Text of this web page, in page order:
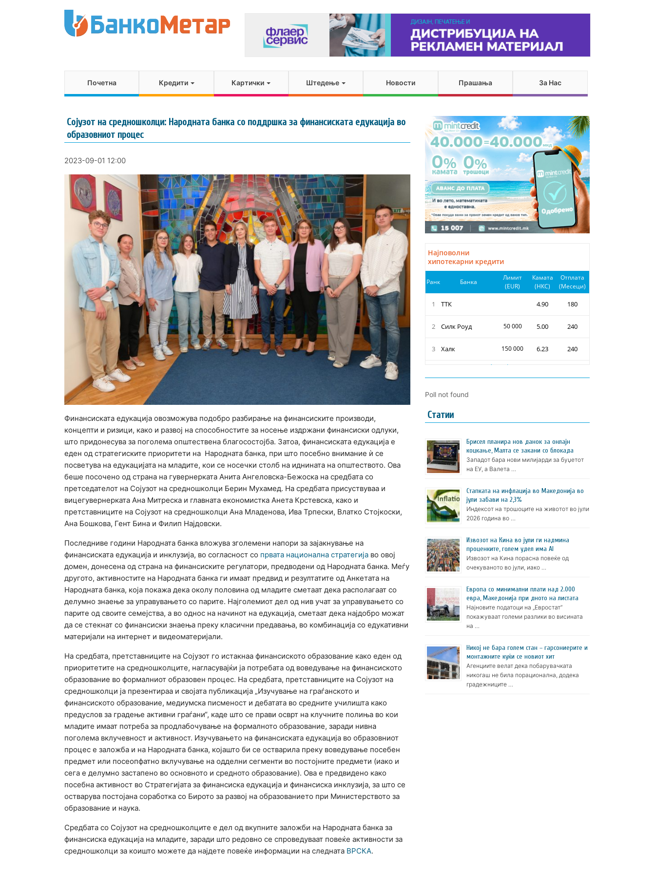
Почетна Кредити Картички Штедење Новости Прашања За Нас
Сојузот на средношколци: Народната банка со поддршка за финансиската едукација во
образовниот процес
2023-09-01 12:00
Финансиската едукација овозможува подобро разбирање на финансиските производи,
концепти и ризици, како и развој на способностите за носење издржани финансиски одлуки,
што придонесува за поголема општествена благосостојба. Затоа, финансиската едукација е
еден од стратегиските приоритети на Народната банка, при што посебно внимание ѝ се
посветува на едукацијата на младите, кои се носечки столб на иднината на општеството. Ова
беше посочено од страна на гувернерката Анита Ангеловска-Бежоска на средбата со
претседателот на Сојузот на средношколци Берин Мухамед. На средбата присуствуваа и
вицегувернерката Ана Митреска и главната економистка Анета Крстевска, како и
претставниците на Сојузот на средношколци Ана Младенова, Ива Трпески, Влатко Стојкоски,
Ана Бошкова, Гент Бина и Филип Најдовски.
Последниве години Народната банка вложува зголемени напори за зајакнување на
финансиската едукација и инклузија, во согласност со првата национална стратегија во овој
домен, донесена од страна на финансиските регулатори, предводени од Народната банка. Меѓу
другото, активностите на Народната банка ги имаат предвид и резултатите од Анкетата на
Народната банка, која покажа дека околу половина од младите сметаат дека располагаат со
делумно знаење за управувањето со парите. Најголемиот дел од нив учат за управувањето со
парите од своите семејства, а во однос на начинот на едукација, сметаат дека најдобро можат
да се стекнат со финансиски знаења преку класични предавања, во комбинација со едукативни
материјали на интернет и видеоматеријали.
На средбата, претставниците на Сојузот го истакнаа финансиското образование како еден од
приоритетите на средношколците, нагласувајќи ја потребата од воведување на финансиското
образование во формалниот образовен процес. На средбата, претставниците на Сојузот на
средношколци ја презентираа и својата публикација „Изучување на граѓанското и
финансиското образование, медиумска писменост и дебатата во средните училишта како
предуслов за градење активни граѓани“, каде што се прави осврт на клучните полиња во кои
младите имаат потреба за продлабочување на формалното образование, заради нивна
поголема вклучевност и активност. Изучувањето на финансиската едукација во образовниот
процес е заложба и на Народната банка, којашто би се остварила преку воведување посебен
предмет или посеопфатно вклучување на одделни сегменти во постојните предмети (иако и
сега е делумно застапено во основното и средното образование). Ова е предвидено како
посебна активност во Стратегијата за финансиска едукација и финансиска инклузија, за што се
остварува постојана соработка со Бирото за развој на образованието при Министерството за
образование и наука.
Средбата со Сојузот на средношколците е дел од вкупните заложби на Народната банка за
финансиска едукација на младите, заради што редовно се спроведуваат повеќе активности за
средношколци за коишто можете да најдете повеќе информации на следната ВРСКА.
Poll not found
Статии
Брисел планира нов данок за онлајн
коцкање, Малта се закани со блокада
Западот бара нови милијарди за буџетот
на ЕУ, а Валета …
Стапката на инфлација во Македонија во
јули забави на 2,3%
Индексот на трошоците на животот во јули
2026 година во …
Извозот на Кина во јули ги надмина
проценките, голем удел има AI
Извозот на Кина порасна повеќе од
очекуваното во јули, иако …
Европа со минимални плати над 2.000
евра, Македонија при дното на листата
Најновите податоци на „Евростат“
покажуваат големи разлики во висината
на …
Никој не бара голем стан – гарсониерите и
монтажните куќи се новиот хит
Агенциите велат дека побарувачката
никогаш не била порационална, додека
градежниците …